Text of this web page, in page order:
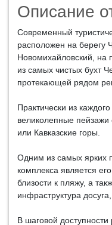
Описание
Современный
расположен на берегу
Новомихайловский, на
из самых чистых бухт
протекающей рядом
Практически из
великолепные
или Кавказские горы.
Одним из самых ярких
комплекса является
близости к пляжу, а
инфраструктура
В шаговой